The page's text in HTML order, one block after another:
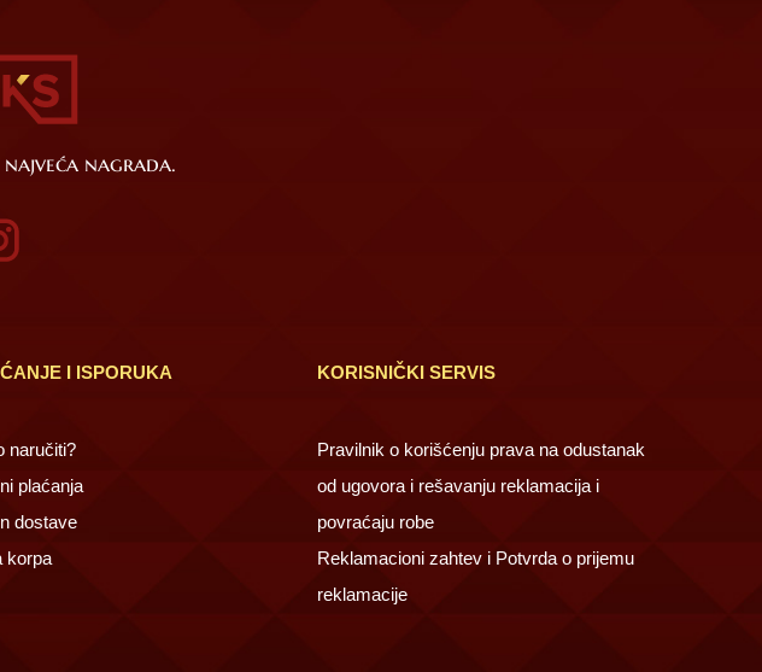
nagrada.
I ISPORUKA
naručiti?
plaćanja
dostave
korpa
KORISNIČKI SERVIS
Pravilnik o korišćenju prava na odustanak
od ugovora i rešavanju reklamacija i
povraćaju robe
Reklamacioni zahtev i Potvrda o prijemu
reklamacije